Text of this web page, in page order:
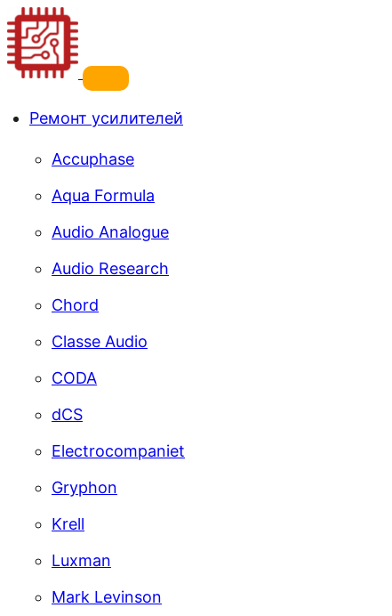
Перейти
к
содержимому
Ремонт телефонов, ноутбуков,
Сервисный центр по ремонту телефонов,
Ремонт усилителей
Accuphase
Aqua Formula
Audio Analogue
Audio Research
Chord
Classe Audio
CODA
dCS
Electrocompaniet
Gryphon
Krell
Luxman
Mark Levinson